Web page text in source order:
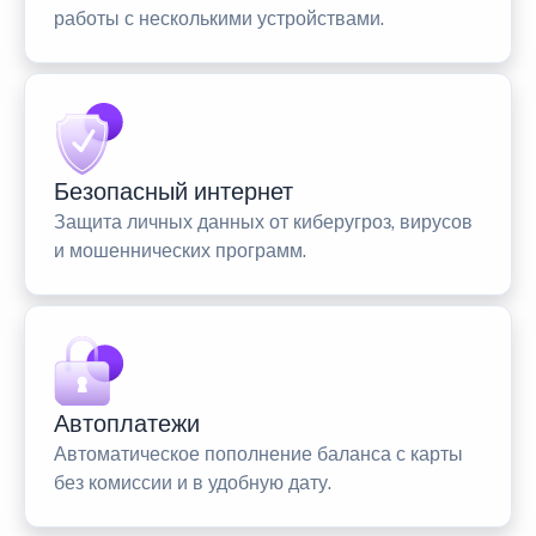
работы с несколькими устройствами.
Безопасный интернет
Защита личных данных от киберугроз, вирусов
и мошеннических программ.
Автоплатежи
Автоматическое пополнение баланса с карты
без комиссии и в удобную дату.